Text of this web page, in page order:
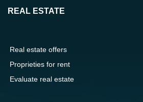
REAL ESTATE
Real estate offers
Proprieties for rent
Evaluate real estate